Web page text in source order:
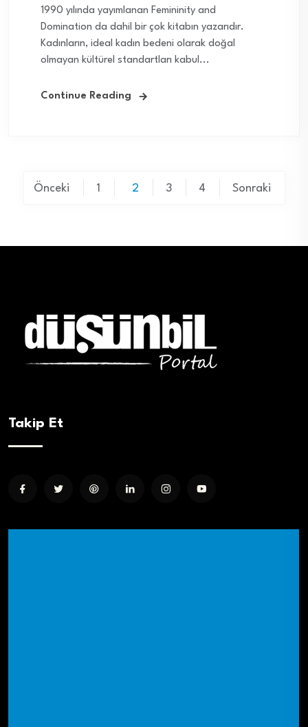
1990 yılında yayımlanan Femininity and
Domination da dahil bir çok kitabın yazarıdır.
Kadınların, ideal kadın bedeni olarak doğal
olmayan kültürel standartları kabul...
Continue Reading
YazıÖnceki 1 2 3 4 Sonraki
Takip Et